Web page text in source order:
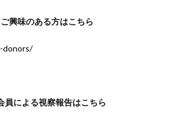
興味のある方はこちら
donors/
による視察報告はこちら